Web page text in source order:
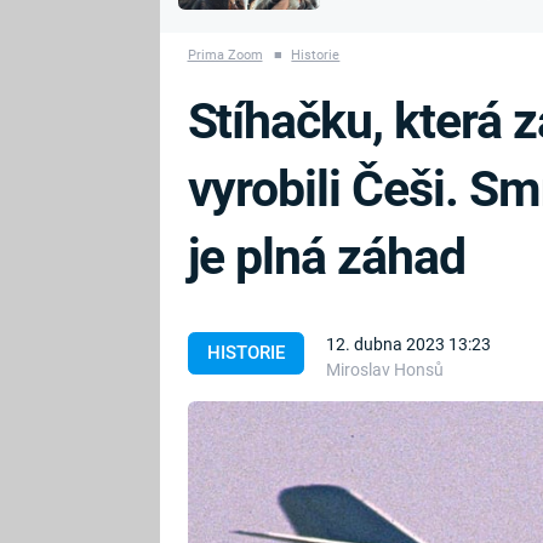
PRVNÍ SVĚTOVÁ
BRITSKÁ
RODINA
Prima Zoom ■ Historie
HISTORIE
12. dubna 2023 13:23
Miroslav Honsů
Stíhačku, která
vyrobili Češi.
je plná záhad